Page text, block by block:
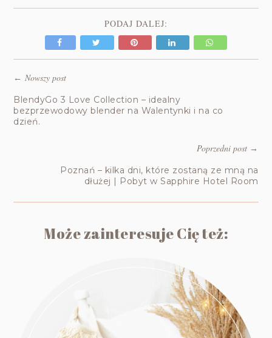
PODAJ DALEJ:
←Nowszy post
BlendyGo 3 Love Collection – idealny
bezprzewodowy blender na Walentynki i na co
dzień.
Poprzedni post→
Poznań – kilka dni, które zostaną ze mną na
dłużej | Pobyt w Sapphire Hotel Room
Może zainteresuje Cię też: